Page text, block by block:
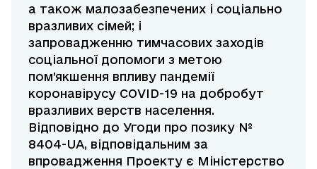
а також малозабезпечених і соціально
вразливих сімей; і
запровадженню тимчасових заходів
соціальної допомоги з метою
пом’якшення впливу пандемії
коронавірусу COVID-19 на добробут
вразливих верств населення.
Відповідно до Угоди про позику №
8404-UA, відповідальним за
впровадження Проекту є Міністерство